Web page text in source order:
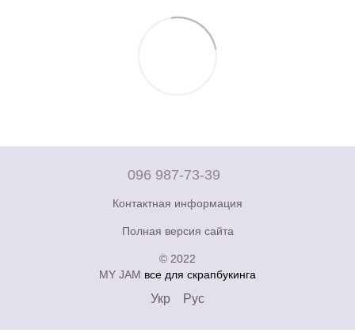
096 987-73-39
Контактная информация
Полная версия сайта
© 2022
MY JAM все для скрапбукинга
Укр Рус